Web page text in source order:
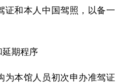
证和本人中国驾照，以备一
期程序
本馆人员初次申办准驾证